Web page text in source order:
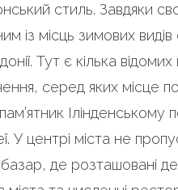
стиль. Завдяки
із місць зимових
Тут є кілька відомих
серед яких місце
Ілінденському
У центрі міста не
де розташовані